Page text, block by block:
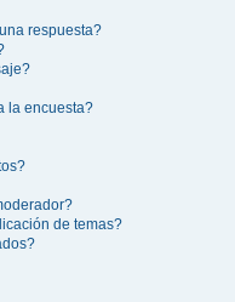
respuesta?
la encuesta?
de temas?